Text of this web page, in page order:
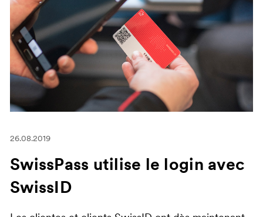
26.08.2019
SwissPass utilise le login avec
SwissID